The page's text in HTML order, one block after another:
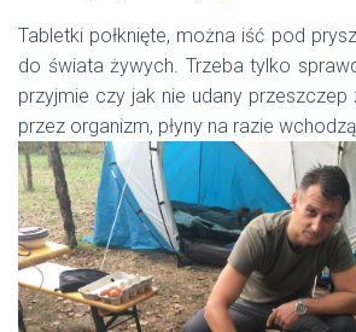
Tabletki połknięte, można iść pod
do świata żywych. Trzeba tylko
przyjmie czy jak nie udany
przez organizm, płyny na razie